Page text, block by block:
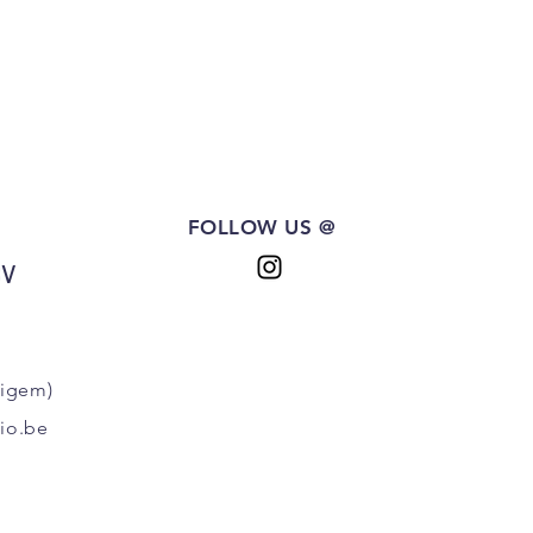
FOLLOW US @